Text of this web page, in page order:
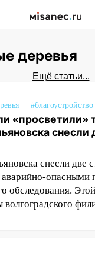
деревья
Ещё статьи...
#благоустройство
«просветили»
снесли
снесли две
опасными
обследования.
волгоградского